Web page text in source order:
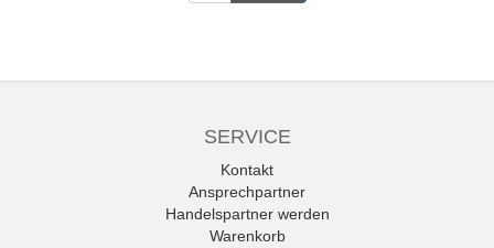
SERVICE
Kontakt
Ansprechpartner
Handelspartner werden
Warenkorb